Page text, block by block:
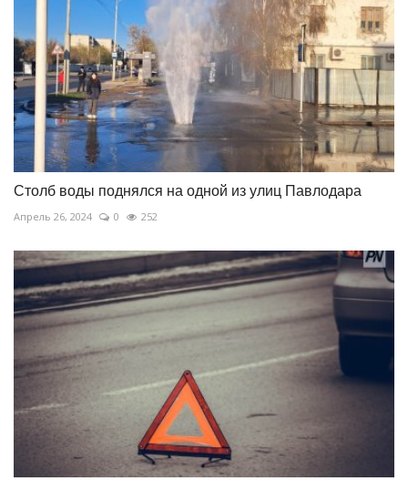
Столб воды поднялся на одной из улиц Павлодара
Апрель 26, 2024 0 252